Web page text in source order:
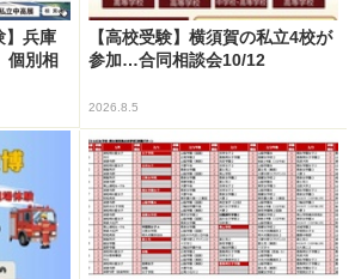
】兵庫
個別相
【高校受験】横須賀の私立4校が
参加…合同相談会10/12
2026.8.5